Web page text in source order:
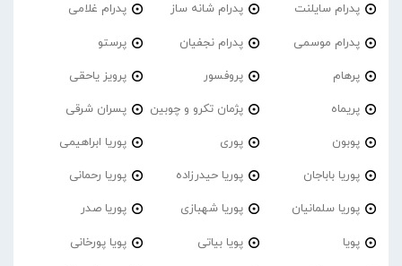
پدرام‌ سایلنت پدرام شانه ساز پدرام غلامی
پدرام موسمی پدرام نجفیان پرستو
پرهام پروفسور پرویز یاحقی
پریماه پژمان تکرو و چوبین پسران شرقی
پوبون پوری پوریا ابراهیمی
پوریا باباجان پوریا حیدرزاده پوریا رحمانی
پوریا سلمانیان پوریا شهبازی پوریا صدر
پویا پویا بیاتی پویا پورخانی